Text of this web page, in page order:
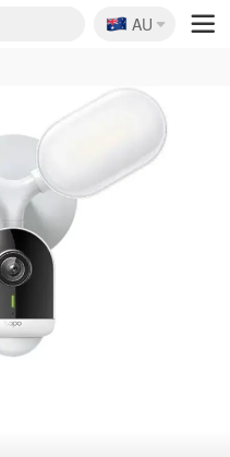
🇦🇺
AU